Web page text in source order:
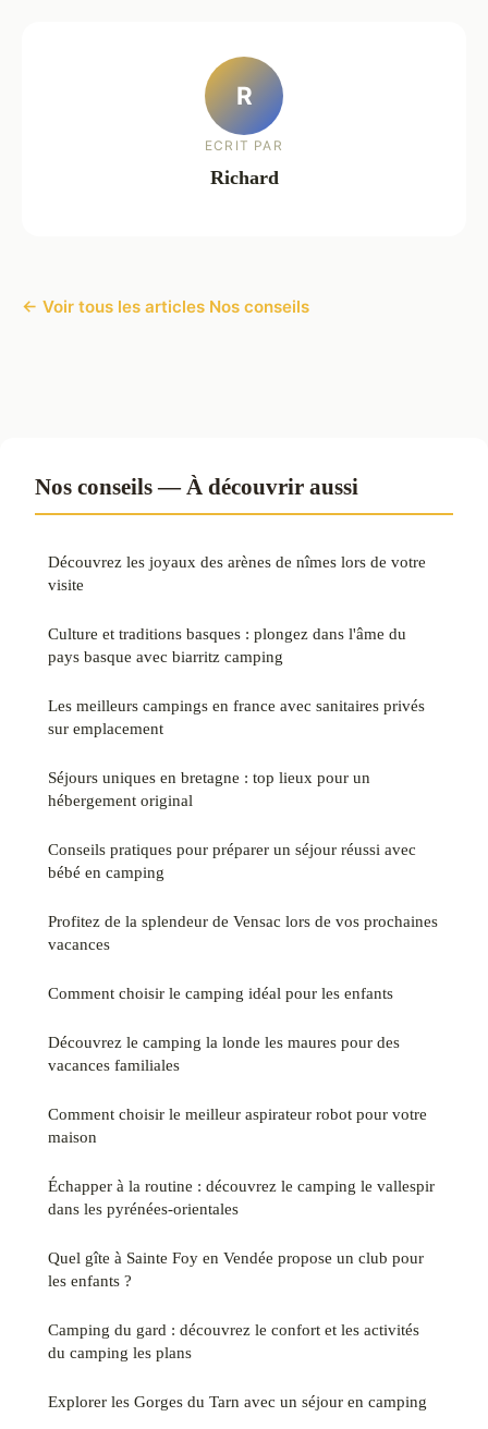
R
ECRIT PAR
Richard
← Voir tous les articles Nos conseils
Nos conseils — À découvrir aussi
Découvrez les joyaux des arènes de nîmes lors de votre
visite
Culture et traditions basques : plongez dans l'âme du
pays basque avec biarritz camping
Les meilleurs campings en france avec sanitaires privés
sur emplacement
Séjours uniques en bretagne : top lieux pour un
hébergement original
Conseils pratiques pour préparer un séjour réussi avec
bébé en camping
Profitez de la splendeur de Vensac lors de vos prochaines
vacances
Comment choisir le camping idéal pour les enfants
Découvrez le camping la londe les maures pour des
vacances familiales
Comment choisir le meilleur aspirateur robot pour votre
maison
Échapper à la routine : découvrez le camping le vallespir
dans les pyrénées-orientales
Quel gîte à Sainte Foy en Vendée propose un club pour
les enfants ?
Camping du gard : découvrez le confort et les activités
du camping les plans
Explorer les Gorges du Tarn avec un séjour en camping